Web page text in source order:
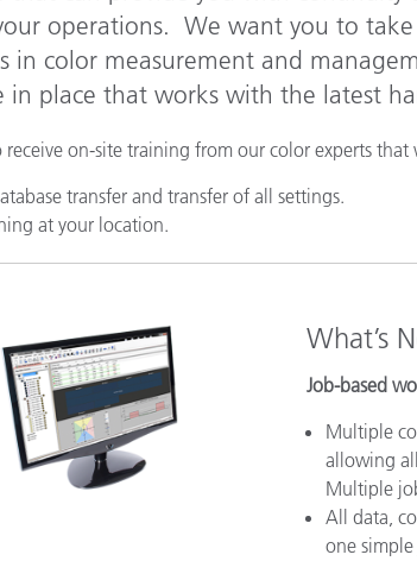
operations. We want you to
in color measurement and
in place that works with the latest
receive on-site training from our color experts that
transfer and transfer of all settings.
at your location.
What’s
Job-based
Multiple
allowing
Multiple
All data,
one